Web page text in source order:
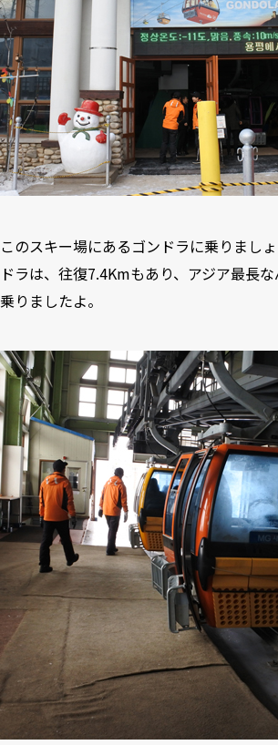
このスキー場にあるゴンドラに乗りまし
ドラは、往復7.4Kmもあり、アジア最長
乗りましたよ。